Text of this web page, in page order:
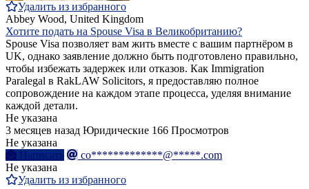
Удалить из избранного
Abbey Wood, United Kingdom
Хотите подать на Spouse Visa в Великобританию?
Spouse Visa позволяет вам жить вместе с вашим партнёром в
UK, однако заявление должно быть подготовлено правильно,
чтобы избежать задержек или отказов. Как Immigration
Paralegal в RakLAW Solicitors, я предоставляю полное
сопровождение на каждом этапе процесса, уделяя внимание
каждой детали.
Не указана
3 месяцев назад Юридические 166 Просмотров
Не указана
Написать
co*************@*****.com
Не указана
Удалить из избранного